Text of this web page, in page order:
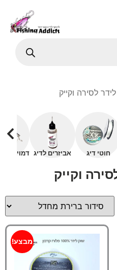
לסירה וקייק
חוטי דיג אביזרים לדיג דמויים
וקייק
מבצע!